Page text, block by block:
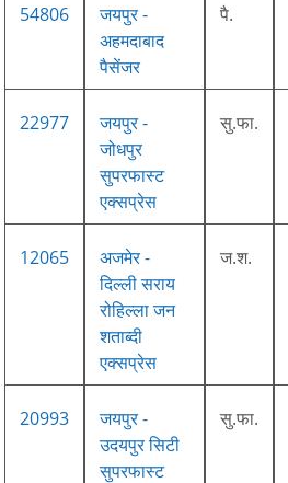
54806
जयपुर -
अहमदाबाद
पैसेंजर
पै.
22977
जयपुर -
जोधपुर
सुपरफास्ट
एक्सप्रेस
सु.फा.
12065
अजमेर -
दिल्ली सराय
रोहिल्ला जन
शताब्दी
एक्सप्रेस
ज.श.
20993
जयपुर -
उदयपुर सिटी
सुपरफास्ट
सु.फा.